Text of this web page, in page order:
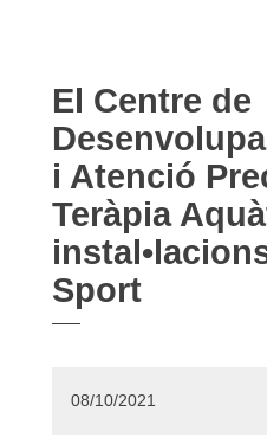
El Centre de
i Atenció
Teràpia
Sport
08/10/2021